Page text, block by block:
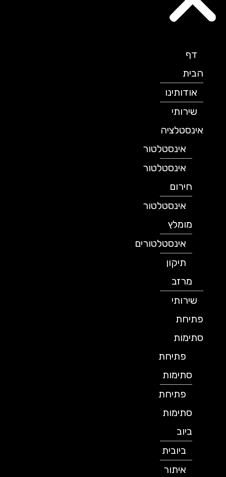
הבית
אודותינו
שירותי
אינסטלציה
אינסטלטור
אינסטלטור
חירום
אינסטלטור
מומלץ
אינסטלטורים
תיקון
מרזב
שירותי
פתיחת
סתימות
פתיחת
סתימות
פתיחת
סתימות
ביובית
איתור